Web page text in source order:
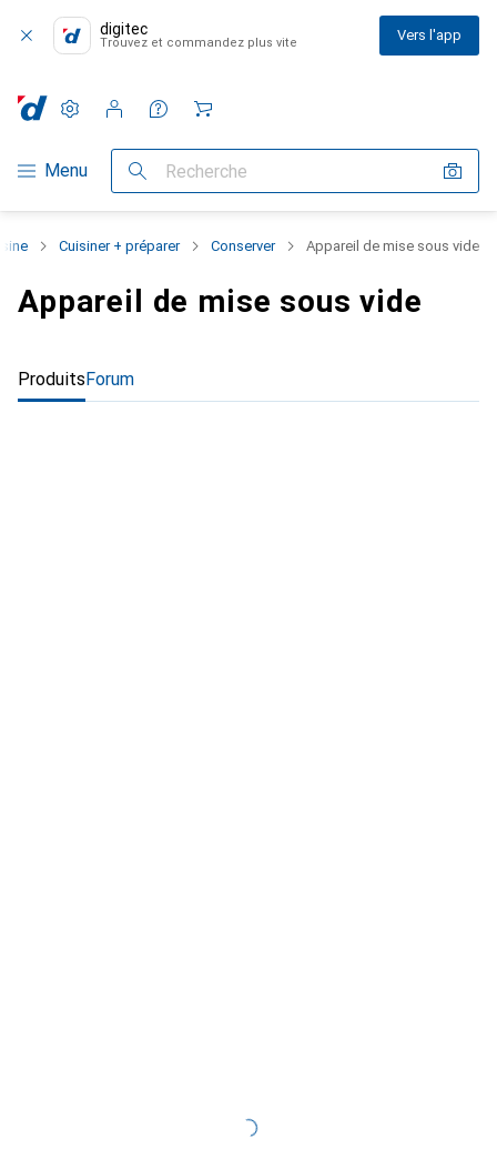
digitec
Trouvez et commandez plus vite Vers l'app
Navigation par catégorie
Menu Recherche
Paramètres
Compte client
Listes de comparaison
Listes d'envies
Panier
Cuisiner + préparer Conserver Appareil de mise sous vide
Appareil de mise sous vide
ProduitsForum